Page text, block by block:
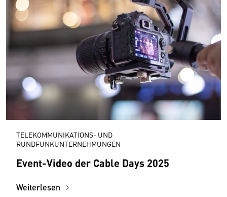
TELEKOMMUNIKATIONS- UND
RUNDFUNKUNTERNEHMUNGEN
Event-Video der Cable Days 2025
Weiterlesen